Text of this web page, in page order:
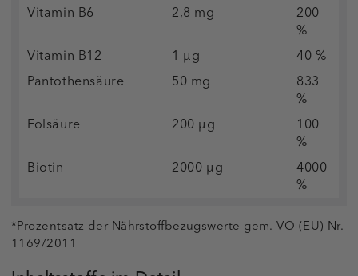
Vitamin B6
2,8 mg 200
%
Vitamin B12
1 µg
40 %
Pantothensäure
50 mg 833
%
Folsäure
200 µg 100
%
Biotin
2000 µg 4000
%
*Prozentsatz der Nährstoffbezugswerte gem. VO (EU) Nr.
1169/2011